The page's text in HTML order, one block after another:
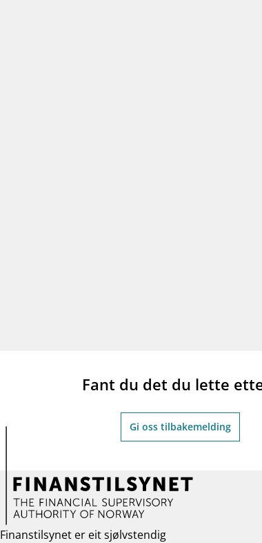
Fant du det du lette
Gi oss tilbakemelding
Finanstilsynet er eit sjølvstendig